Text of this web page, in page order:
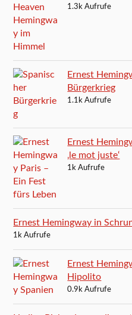
1.3k Aufrufe
Ernest
Bürgerkrieg
1.1k Aufrufe
Ernest
‚le mot juste‘
1k Aufrufe
Ernest Hemingway in
1k Aufrufe
Ernest
Hipolito
0.9k Aufrufe